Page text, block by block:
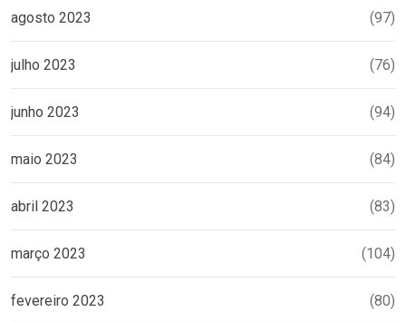
agosto 2023 (97)
julho 2023 (76)
junho 2023 (94)
maio 2023 (84)
abril 2023 (83)
março 2023 (104)
fevereiro 2023 (80)